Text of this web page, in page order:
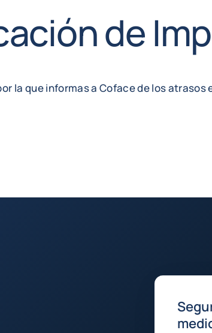
de
la que informas a Coface de los atrasos